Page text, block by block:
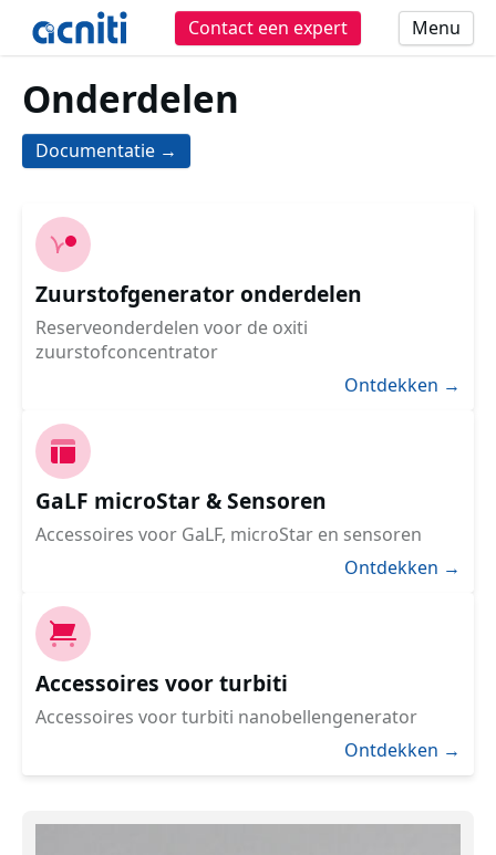
Contact een expert Menu
Onderdelen
Documentatie →
Zuurstofgenerator onderdelen
Reserveonderdelen voor de oxiti
zuurstofconcentrator
Ontdekken →
GaLF microStar & Sensoren
Accessoires voor GaLF, microStar en sensoren
Ontdekken →
Accessoires voor turbiti
Accessoires voor turbiti nanobellengenerator
Ontdekken →